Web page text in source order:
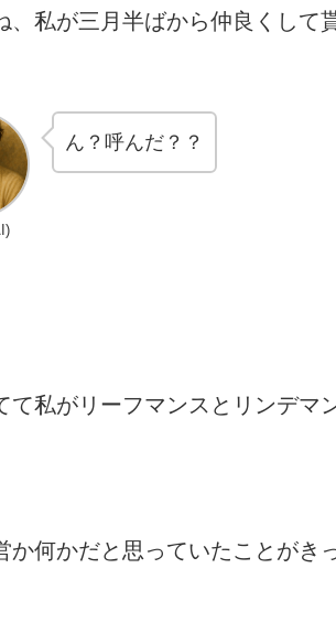
、私が三月半ばから仲良くして
ん？呼んだ？？
て私がリーフマンスとリンデマ
か何かだと思っていたことがき